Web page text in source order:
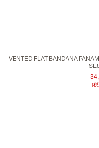
VENTED FLAT BANDANA
(税